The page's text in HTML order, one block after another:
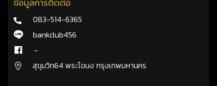
ข้อมูลการติดต่อ
083-514-6365
bankclub456
-
สุขุมวิท64 พระโขนง กรุงเทพมหานคร